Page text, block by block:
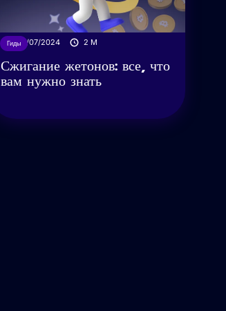
Гиды02/07/2024 2 M
Сжигание жетонов: все, что
вам нужно знать